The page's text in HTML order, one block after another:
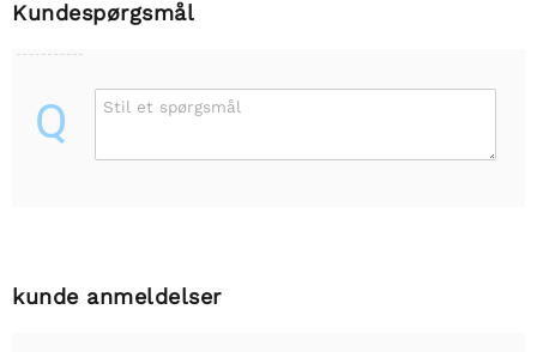
Kundespørgsmål
Q Stil et spørgsmål
kunde anmeldelser